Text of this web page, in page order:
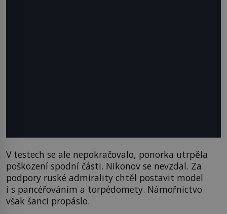
V testech se ale nepokračovalo, ponorka utrpěla
poškození spodní části. Nikonov se nevzdal. Za
podpory ruské admirality chtěl postavit model
i s pancéřováním a torpédomety. Námořnictvo
však šanci propáslo.